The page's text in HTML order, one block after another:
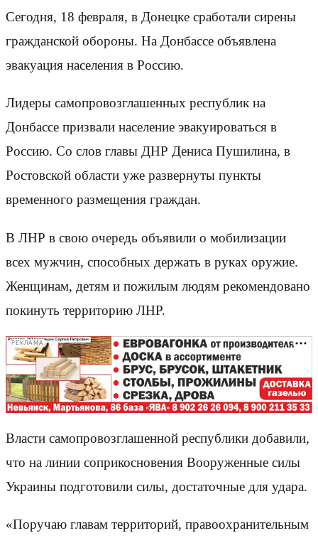
Сегодня, 18 февраля, в Донецке сработали сирены
гражданской обороны. На Донбассе объявлена
эвакуация населения в Россию.
Лидеры самопровозглашенных республик на
Донбассе призвали население эвакуироваться в
Россию. Со слов главы ДНР Дениса Пушилина, в
Ростовской области уже развернуты пункты
временного размещения граждан.
В ЛНР в свою очередь объявили о мобилизации
всех мужчин, способных держать в руках оружие.
Женщинам, детям и пожилым людям рекомендовано
покинуть территорию ЛНР.
РЕКЛАМА
Власти самопровозглашенной республики добавили,
что на линии соприкосновения Вооруженные силы
Украины подготовили силы, достаточные для удара.
«Поручаю главам территорий, правоохранительным